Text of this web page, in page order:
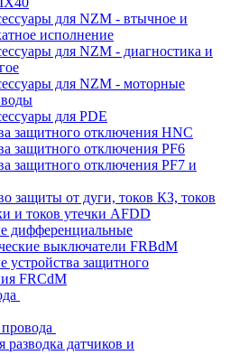
для NZM - втычное и
исполнение
для NZM - диагностика и
для NZM - моторные
для PDE
защитного отключения HNC
защитного отключения PF6
защитного отключения PF7 и
защиты от дуги, токов КЗ, токов
и токов утечки AFDD
дифференциальные
выключатели FRBdM
устройства защитного
FRCdM
разводка датчиков и